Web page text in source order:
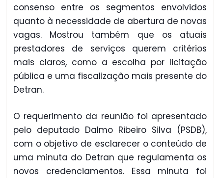
consenso entre os segmentos envolvidos
quanto à necessidade de abertura de novas
vagas. Mostrou também que os atuais
prestadores de serviços querem critérios
mais claros, como a escolha por licitação
pública e uma fiscalização mais presente do
Detran.
O requerimento da reunião foi apresentado
pelo deputado Dalmo Ribeiro Silva (PSDB),
com o objetivo de esclarecer o conteúdo de
uma minuta do Detran que regulamenta os
novos credenciamentos. Essa minuta foi